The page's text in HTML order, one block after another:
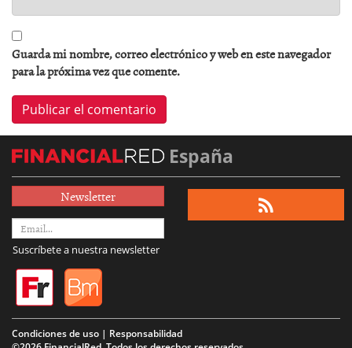
Guarda mi nombre, correo electrónico y web en este navegador
para la próxima vez que comente.
España
Newsletter
Suscríbete a nuestra newsletter
Condiciones de uso | Responsabilidad